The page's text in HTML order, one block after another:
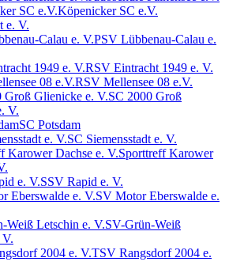
Köpenicker SC e.V.
e. V.
PSV Lübbenau-Calau e.
RSV Eintracht 1949 e. V.
RSV Mellensee 08 e.V.
SC 2000 Groß
V.
SC Potsdam
SC Siemensstadt e. V.
Sporttreff Karower
SSV Rapid e. V.
SV Motor Eberswalde e.
SV-Grün-Weiß
TSV Rangsdorf 2004 e.